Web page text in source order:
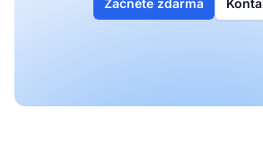
Začněte zdarma